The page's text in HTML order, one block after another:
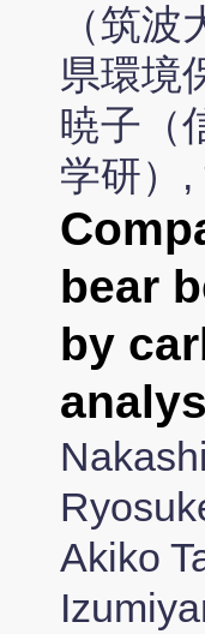
（筑
県環境
暁子（
学研）
bear
by
Akiko